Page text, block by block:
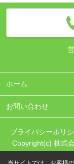
ホーム
お問い合わせ
プライバシーポリ
Copyright(c) 株式